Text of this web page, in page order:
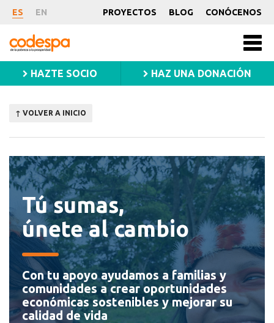
ES EN PROYECTOS BLOG CONÓCENOS
CODESPA
HAZTE SOCIO HAZ UNA DONACIÓN
↑ VOLVER A INICIO
Tú sumas,
únete al cambio
Con tu apoyo ayudamos a familias y
comunidades a crear oportunidades
económicas sostenibles y mejorar su
calidad de vida